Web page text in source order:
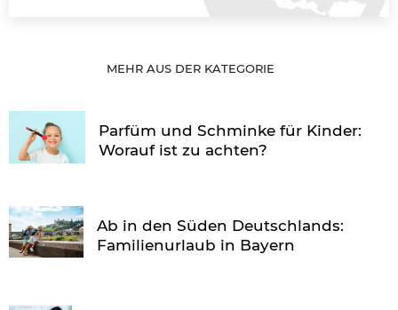
MEHR AUS DER KATEGORIE
Parfüm und Schminke für Kinder:
Worauf ist zu achten?
Ab in den Süden Deutschlands:
Familienurlaub in Bayern